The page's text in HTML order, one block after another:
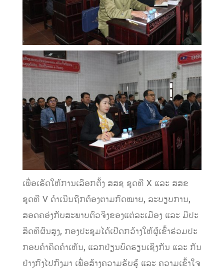
ເພື່ອເຮັດໃຫ້ການເລືອກຕັ້ງ ສສຊ ຊຸດທີ X ແລະ ສສຂ
ຊຸດທີ V ດໍາເນີນຖືກຕ້ອງຕາມກົດໝາຍ, ລະບຽບການ,
ສອດຄອ່ງກັບສະພາບຕົວຈິງຂອງແຕ່ລະເມືອງ ແລະ ມີປະ
ສິດທິຜົນສູງ, ກອງປະຊຸມໄດ້ເປີດກວ້າງໃຫ້ຜູ້ເຂົ້າຮ່ວມປະ
ກອບຄໍາຄິດຄໍາເຫັນ, ແລກປ່ຽນບົດຮຽນເຊິງກັນ ແລະ ກັນ
ຢ່າງກົງໄປກົງມາ ເພື່ອສ້າງຄວາມຮັບຮູ້ ແລະ ຄວາມເຂົ້າໃຈ